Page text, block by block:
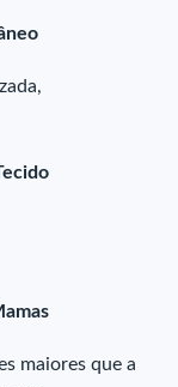
maiores que a